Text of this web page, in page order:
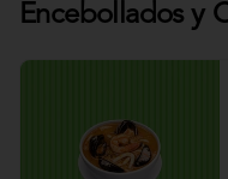
Encebollados y